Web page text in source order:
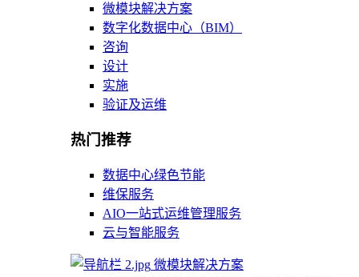
微模块解决方案
数字化数据中心（BIM）
咨询
设计
实施
验证及运维
热门推荐
数据中心绿色节能
维保服务
AIO一站式运维管理服务
云与智能服务
微模块解决方案